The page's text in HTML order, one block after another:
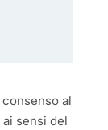
al
sensi del